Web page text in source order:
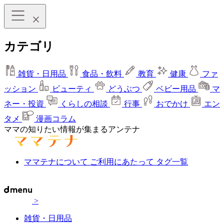
カテゴリ
雑貨・日用品 食品・飲料 教育 健康
ファ
ッション
ビューティ どうぶつ ベビー用品
マ
ネー・投資
くらしの相談 行事 おでかけ
エン
タメ
漫画コラム
ママの知りたい情報が集まるアンテナ
ママテナについて ご利用にあたって タグ一覧
>
雑貨・日用品